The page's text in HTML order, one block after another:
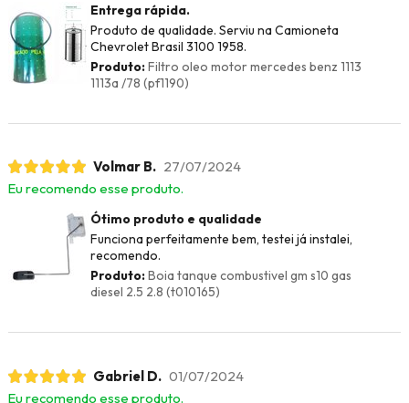
Entrega rápida.
Produto de qualidade. Serviu na Camioneta
Chevrolet Brasil 3100 1958.
Produto:Filtro oleo motor mercedes benz 1113
1113a /78 (pf1190)
Volmar B. 27/07/2024
Eu recomendo esse produto.
Ótimo produto e qualidade
Funciona perfeitamente bem, testei já instalei,
recomendo.
Produto:Boia tanque combustivel gm s10 gas
diesel 2.5 2.8 (t010165)
Gabriel D. 01/07/2024
Eu recomendo esse produto.